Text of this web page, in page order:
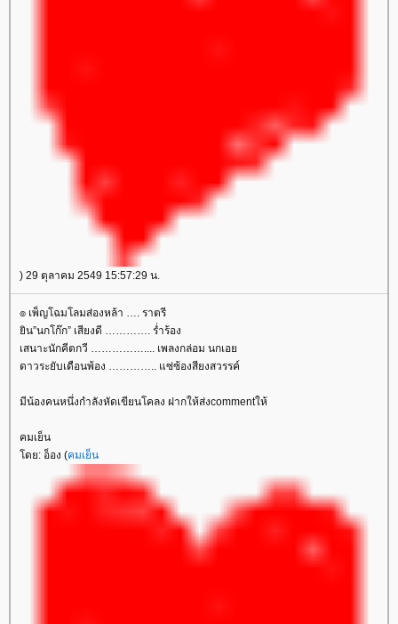
) 29 ตุลาคม 2549 15:57:29 น.
๏ เพ็ญโฉมโลมส่องหล้า …. ราตรี
ิน”นกโก๊ก” เสียงดี …………. ร่ำร้อง
เสนาะนักคีตกวี …………….... เพลงกล่อม นกเอ
ดาวระยับเดือนพ้อง ………….. แซ่ซ้องสียงสวรรค์
มีน้องคนหนึ่งกำลังหัดเขียนโคลง ฝากให้ส่งcommentให้
คมเย็น
ดย: อ็อง (คมเย็น